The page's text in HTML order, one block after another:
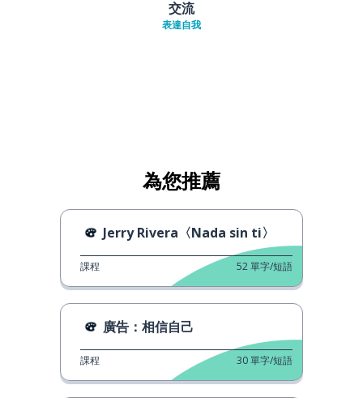
交流
表達自我
為您推薦
Jerry Rivera〈Nada sin ti〉
課程 52單字/短語
廣告：相信自己
課程 30單字/短語